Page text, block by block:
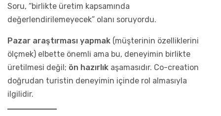
Soru, “birlikte üretim kapsamında
değerlendirilemeyecek” olanı soruyordu.
Pazar araştırması yapmak (müşterinin özelliklerini
ölçmek) elbette önemli ama bu, deneyimin birlikte
üretilmesi değil; ön hazırlık aşamasıdır. Co-creation
doğrudan turistin deneyimin içinde rol almasıyla
ilgilidir.